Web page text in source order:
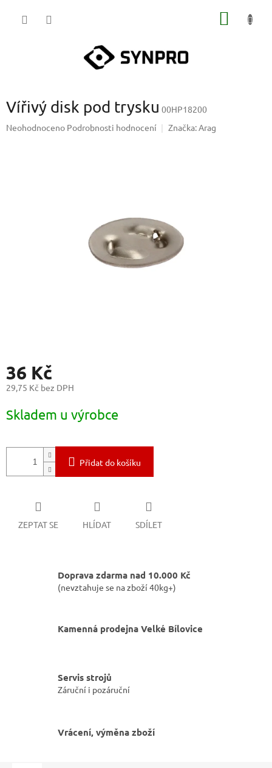
Vířivý disk pod trysku 00HP18200
Průměrné
Neohodnoceno Podrobnosti hodnocení Značka:Arag
36 Kč
29,75 Kč bez DPH
cena:
Skladem u výrobce
Přidat do košíku
ZEPTAT SE HLÍDAT SDÍLET
Doprava zdarma nad 10.000 Kč
(nevztahuje se na zboží 40kg+)
Kamenná prodejna Velké Bílovice
Servis strojů
Záruční i pozáruční
Vrácení, výměna zboží